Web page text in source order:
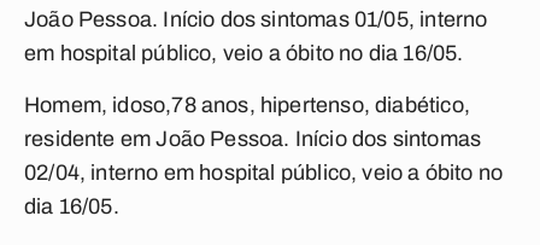
João Pessoa. Início dos sintomas 01/05, interno
em hospital público, veio a óbito no dia 16/05.
Homem, idoso,78 anos, hipertenso, diabético,
residente em João Pessoa. Início dos sintomas
02/04, interno em hospital público, veio a óbito no
dia 16/05.